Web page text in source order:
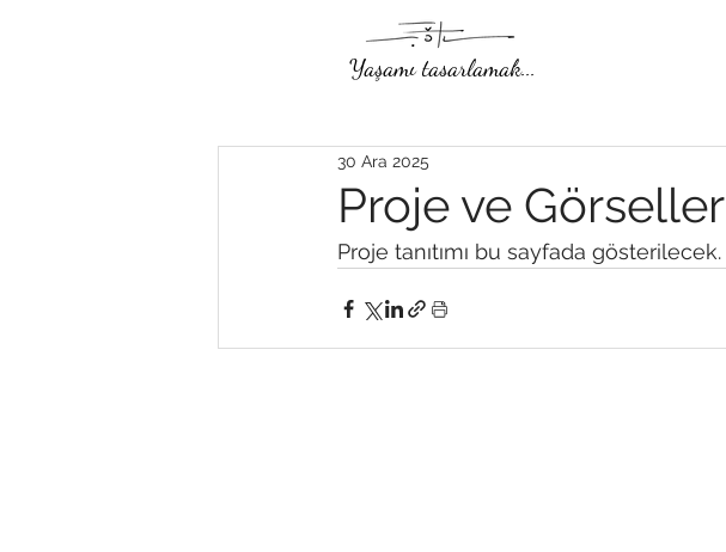
Yaşamı tasarlamak...
Proje ve Görseller
30 Ara 2025
Proje tanıtımı bu sayfada gösterilecek.